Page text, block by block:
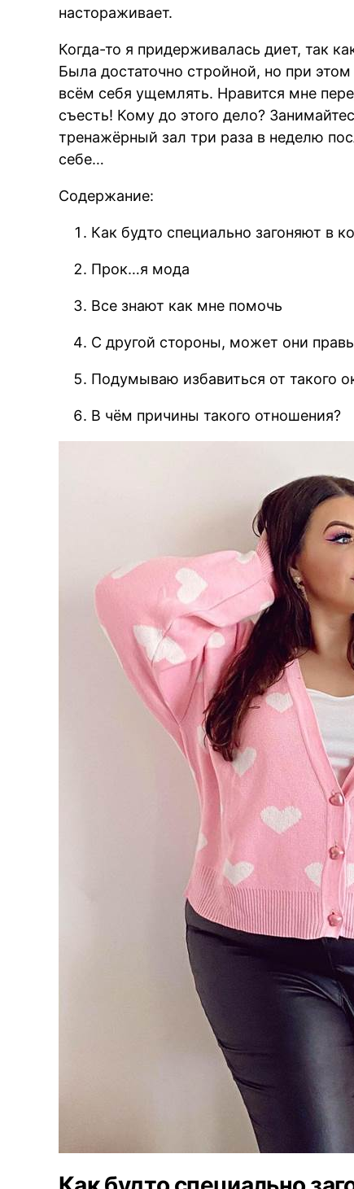
настораживает.
Когда-то я придерживалась диет, так
Была достаточно стройной, но при
всём себя ущемлять. Нравится мне
съесть! Кому до этого дело?
тренажёрный зал три раза в неделю
себе…
Содержание:
Как будто специально загоняют в
Прок…я мода
Все знают как мне помочь
С другой стороны, может они
Подумываю избавиться от такого
В чём причины такого отношения?